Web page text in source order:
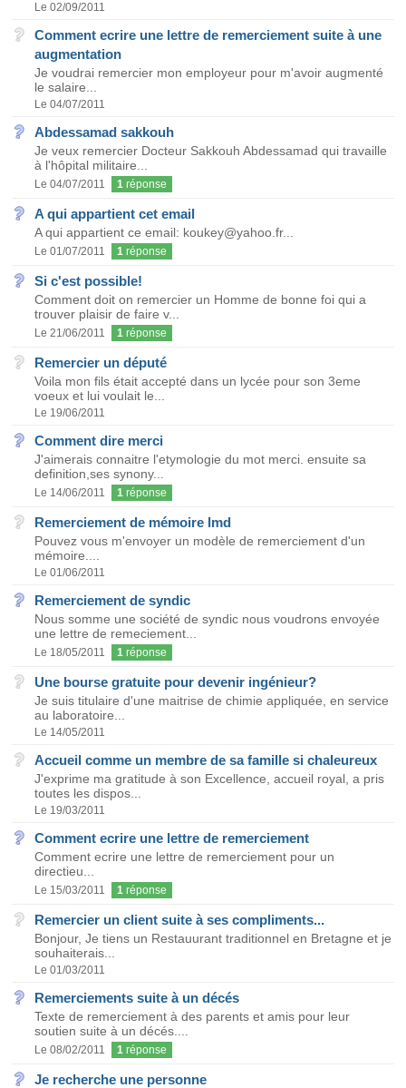
Le 02/09/2011
Comment ecrire une lettre de remerciement suite à une
augmentation
Je voudrai remercier mon employeur pour m'avoir augmenté
le salaire...
Le 04/07/2011
Abdessamad sakkouh
Je veux remercier Docteur Sakkouh Abdessamad qui travaille
à l'hôpital militaire...
Le 04/07/2011 1 réponse
A qui appartient cet email
A qui appartient ce email: koukey@yahoo.fr...
Le 01/07/2011 1 réponse
Si c'est possible!
Comment doit on remercier un Homme de bonne foi qui a
trouver plaisir de faire v...
Le 21/06/2011 1 réponse
Remercier un député
Voila mon fils était accepté dans un lycée pour son 3eme
voeux et lui voulait le...
Le 19/06/2011
Comment dire merci
J'aimerais connaitre l'etymologie du mot merci. ensuite sa
definition,ses synony...
Le 14/06/2011 1 réponse
Remerciement de mémoire lmd
Pouvez vous m'envoyer un modèle de remerciement d'un
mémoire....
Le 01/06/2011
Remerciement de syndic
Nous somme une société de syndic nous voudrons envoyée
une lettre de remeciement...
Le 18/05/2011 1 réponse
Une bourse gratuite pour devenir ingénieur?
Je suis titulaire d'une maitrise de chimie appliquée, en service
au laboratoire...
Le 14/05/2011
Accueil comme un membre de sa famille si chaleureux
J'exprime ma gratitude à son Excellence, accueil royal, a pris
toutes les dispos...
Le 19/03/2011
Comment ecrire une lettre de remerciement
Comment ecrire une lettre de remerciement pour un
directieu...
Le 15/03/2011 1 réponse
Remercier un client suite à ses compliments...
Bonjour, Je tiens un Restauurant traditionnel en Bretagne et je
souhaiterais...
Le 01/03/2011
Remerciements suite à un décés
Texte de remerciement à des parents et amis pour leur
soutien suite à un décés....
Le 08/02/2011 1 réponse
Je recherche une personne